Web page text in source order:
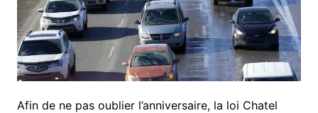
Afin de ne pas oublier l’anniversaire, la loi Chatel